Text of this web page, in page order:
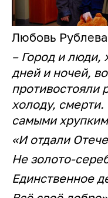
Любовь
– Город и
дней и ночей,
противостояли
холоду,
самыми
«И отдали
Не золото-
Единственное